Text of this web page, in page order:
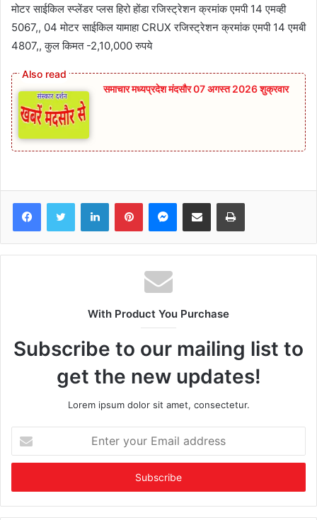
मोटर साईकिल स्प्लेंडर प्लस हिरो होंडा रजिस्ट्रेशन क्रमांक एमपी 14 एमव्ही
5067,, 04 मोटर साईकिल यामाहा CRUX रजिस्ट्रेशन क्रमांक एमपी 14 एमबी
4807,, कुल किमत -2,10,000 रुपये
समाचार मध्यप्रदेश मंदसौर 07 अगस्त 2026 शुक्रवार
FacebookTwitter LinkedInPinterestMessenger
Share via Email Print
With Product You Purchase
Subscribe to our mailing list to
get the new updates!
Lorem ipsum dolor sit amet, consectetur.
your
Email